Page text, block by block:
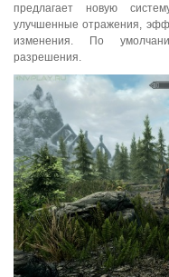
предлагает новую
улучшенные отражения,
изменения. По
разрешения.